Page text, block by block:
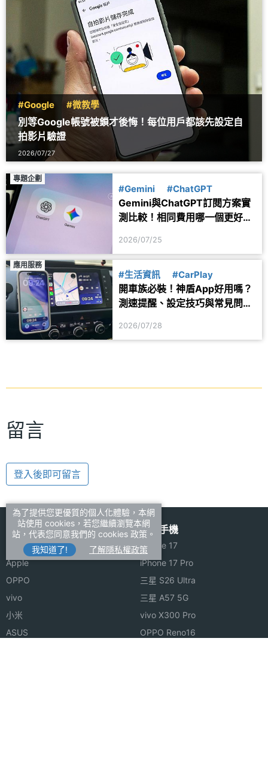
#Google #微教學
別等Google帳號被鎖才後悔！每位用戶都該先設定自
拍影片驗證
2026/07/27
專題企劃
#Gemini #ChatGPT
Gemini與ChatGPT訂閱方案實
測比較！相同費用哪一個更好
2026/07/25
應用服務
#生活資訊 #CarPlay
開車族必裝！神盾App好用嗎？
測速提醒、設定技巧與常見問題
2026/07/28
留言
登入後即可留言
手機品牌
SAMSUNG
Apple
OPPO
vivo
小米
ASUS
熱門手機
iPhone 17
iPhone 17 Pro
三星 S26 Ultra
三星 A57 5G
vivo X300 Pro
OPPO Reno16
為了提供您更優質的個人化體驗，本網
站使用 cookies，若您繼續瀏覽本網
站，代表您同意我們的 cookies 政策。
我知道了!
了解隱私權政策